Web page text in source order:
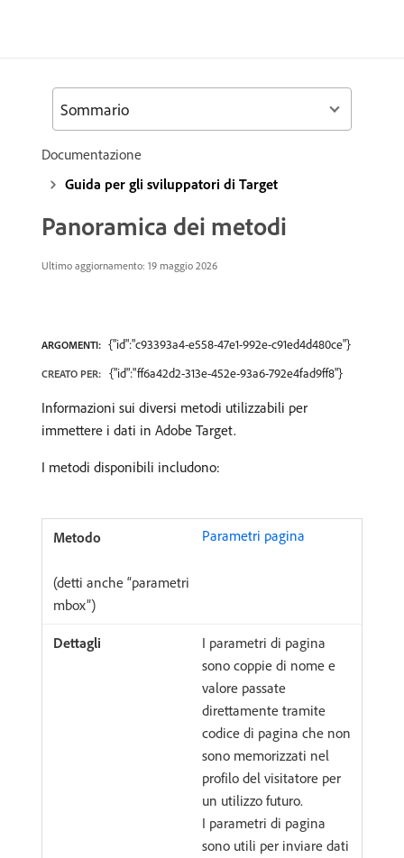
Documentazione
Guida per gli sviluppatori di Target
Panoramica dei metodi
Ultimo aggiornamento: 19 maggio 2026
ARGOMENTI: {"id":"c93393a4-e558-47e1-992e-c91ed4d480ce"}
CREATO PER: {"id":"ff6a42d2-313e-452e-93a6-792e4fad9ff8"}
Informazioni sui diversi metodi utilizzabili per
immettere i dati in Adobe Target.
I metodi disponibili includono:
Parametri pagina
(detti anche “parametri
mbox”)
I parametri di pagina
sono coppie di nome e
valore passate
direttamente tramite
codice di pagina che non
sono memorizzati nel
profilo del visitatore per
un utilizzo futuro.
I parametri di pagina
sono utili per inviare dati
Sommario